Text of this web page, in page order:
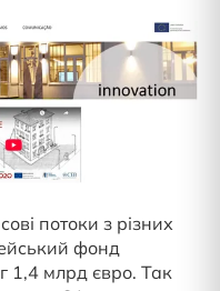
потоки з різних
фонд
1,4 млрд євро. Так